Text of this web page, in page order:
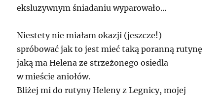
eksluzywnym śniadaniu wyparowało…
Niestety nie miałam okazji (jeszcze!)
spróbować jak to jest mieć taką poranną rutynę
jaką ma Helena ze strzeżonego osiedla
w mieście aniołów.
Bliżej mi do rutyny Heleny z Legnicy, mojej